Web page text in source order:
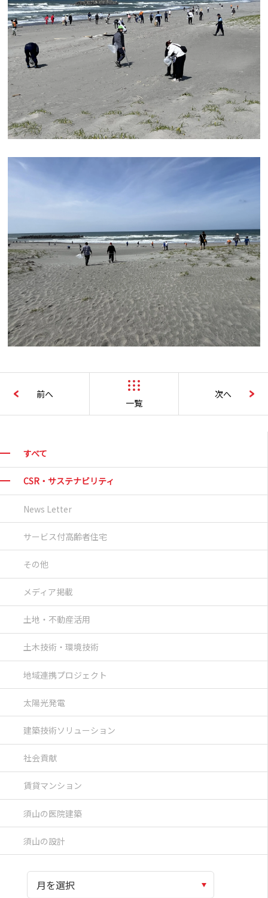
すべて
CSR・サステナビリティ
News Letter
サービス付高齢者住宅
その他
メディア掲載
土地・不動産活用
土木技術・環境技術
地域連携プロジェクト
太陽光発電
建築技術ソリューション
社会貢献
賃貸マンション
須山の医院建築
須山の設計
前へ
一覧
次へ